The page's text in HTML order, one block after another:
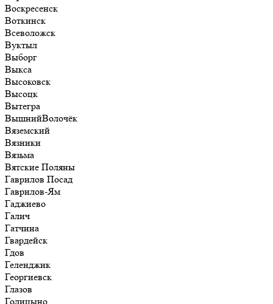
Воскресенск
Воткинск
Всеволожск
Вуктыл
Выборг
Выкса
Высоковск
Высоцк
Вытегра
ВышнийВолочёк
Вяземский
Вязники
Вязьма
Вятские Поляны
Гаврилов Посад
Гаврилов-Ям
Гаджиево
Галич
Гатчина
Гвардейск
Гдов
Геленджик
Георгиевск
Глазов
Голицыно